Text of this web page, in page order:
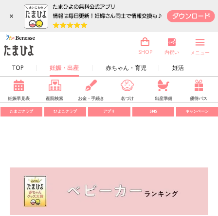
×
TOP 妊娠・出産 赤ちゃん・育児 妊活
SHOP 内祝い メニュー
妊娠早見表 産院検索 お金・手続き 名づけ 出産準備 優待パス
たまごクラブ ひよこクラブ アプリ SNS キャンペーン